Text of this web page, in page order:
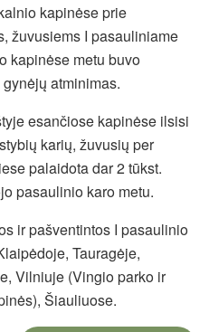
kapinėse prie
žuvusiems I pasauliniame
kapinėse metu buvo
atminimas.
esančiose kapinėse ilsisi
karių, žuvusių per
palaidota dar 2 tūkst.
pasaulinio karo metu.
ir pašventintos I pasaulinio
Tauragėje,
Vilniuje (Vingio parko ir
Šiauliuose.